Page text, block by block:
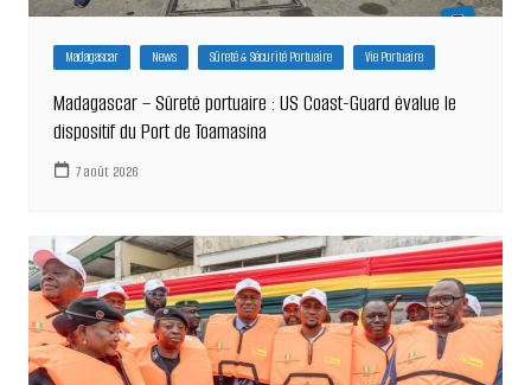
Madagascar News Sûreté & Sécurité Portuaire Vie Portuaire
Madagascar – Sûreté portuaire : US Coast-Guard évalue le
dispositif du Port de Toamasina
7 août 2026